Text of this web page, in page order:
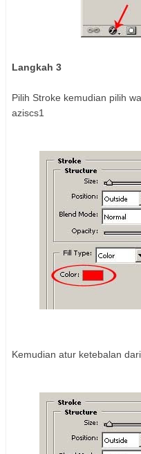
Langkah 3
Pilih Stroke kemudian pilih
aziscs1
Kemudian atur ketebalan